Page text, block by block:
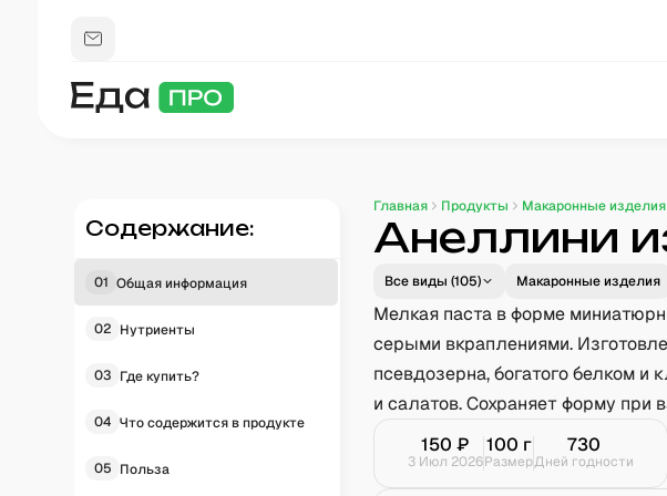
Содержание:
01 Общая информация
02 Нутриенты
03 Где купить?
04 Что содержится в продукте
05 Польза
Главная Продукты Макаронные изделия
Анеллини
Все виды (105) Макаронные изделия
Мелкая паста в форме
серыми вкраплениями.
псевдозерна, богатого белком и
и салатов. Сохраняет форму при
150 ₽
3 Июл 2026
100 г
Размер
730
Дней годности